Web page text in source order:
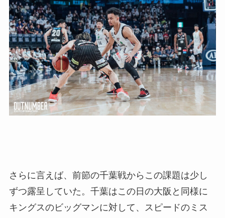
さらに言えば、前節の千葉戦からこの課題は少し
ずつ露呈していた。千葉はこの日の大阪と同様に
キングスのビッグマンに対して、スピードのミス